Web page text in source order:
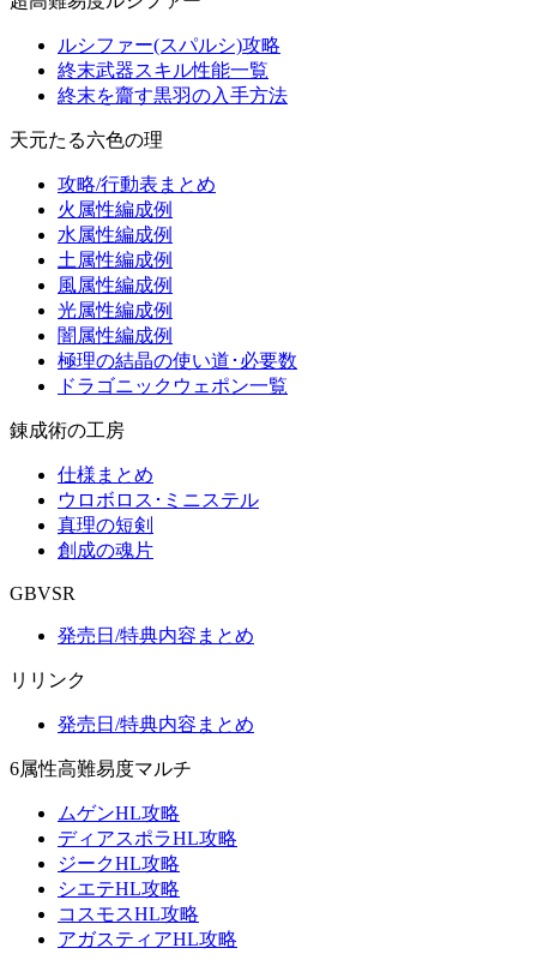
ルシファー(スパルシ)攻略
終末武器スキル性能一覧
終末を齎す黒羽の入手方法
天元たる六色の理
攻略/行動表まとめ
火属性編成例
水属性編成例
土属性編成例
風属性編成例
光属性編成例
闇属性編成例
極理の結晶の使い道･必要数
ドラゴニックウェポン一覧
錬成術の工房
仕様まとめ
ウロボロス･ミニステル
真理の短剣
創成の魂片
GBVSR
発売日/特典内容まとめ
リリンク
発売日/特典内容まとめ
6属性高難易度マルチ
ムゲンHL攻略
ディアスポラHL攻略
ジークHL攻略
シエテHL攻略
コスモスHL攻略
アガスティアHL攻略